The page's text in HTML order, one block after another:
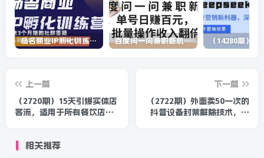
杨名商业IP孵化训练营，从商业到内容到转化一站式学 价值5980元 百度问一问兼职新机遇，单号日赚百元，批量操作收入翻倍
上一篇
（2720期）15天引爆实体店
客流，适用于所有餐饮店，
下一篇
（2722期）外面卖50一次的
抖音设备封禁解除技术，某
相关推荐